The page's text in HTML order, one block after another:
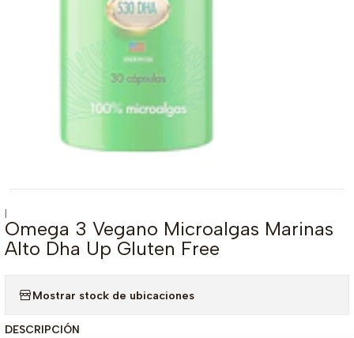
|
Omega 3 Vegano Microalgas Marinas
Alto Dha Up Gluten Free
Mostrar stock de ubicaciones
DESCRIPCIÓN